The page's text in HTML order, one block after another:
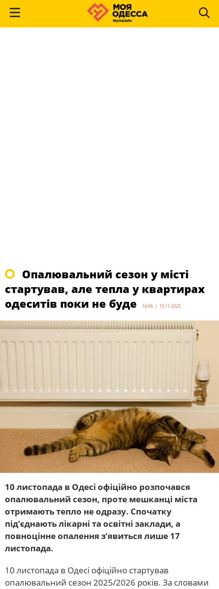
Опалювальний сезон у місті
стартував, але тепла у квартирах
одеситів поки не буде
16:06 | 10.11.2025
10 листопада в Одесі офіційно розпочався
опалювальний сезон, проте мешканці міста
отримають тепло не одразу. Спочатку
під’єднають лікарні та освітні заклади, а
повноцінне опалення з’явиться лише 17
листопада.
10 листопада в Одесі офіційно стартував
опалювальний сезон 2025/2026 років. За словами